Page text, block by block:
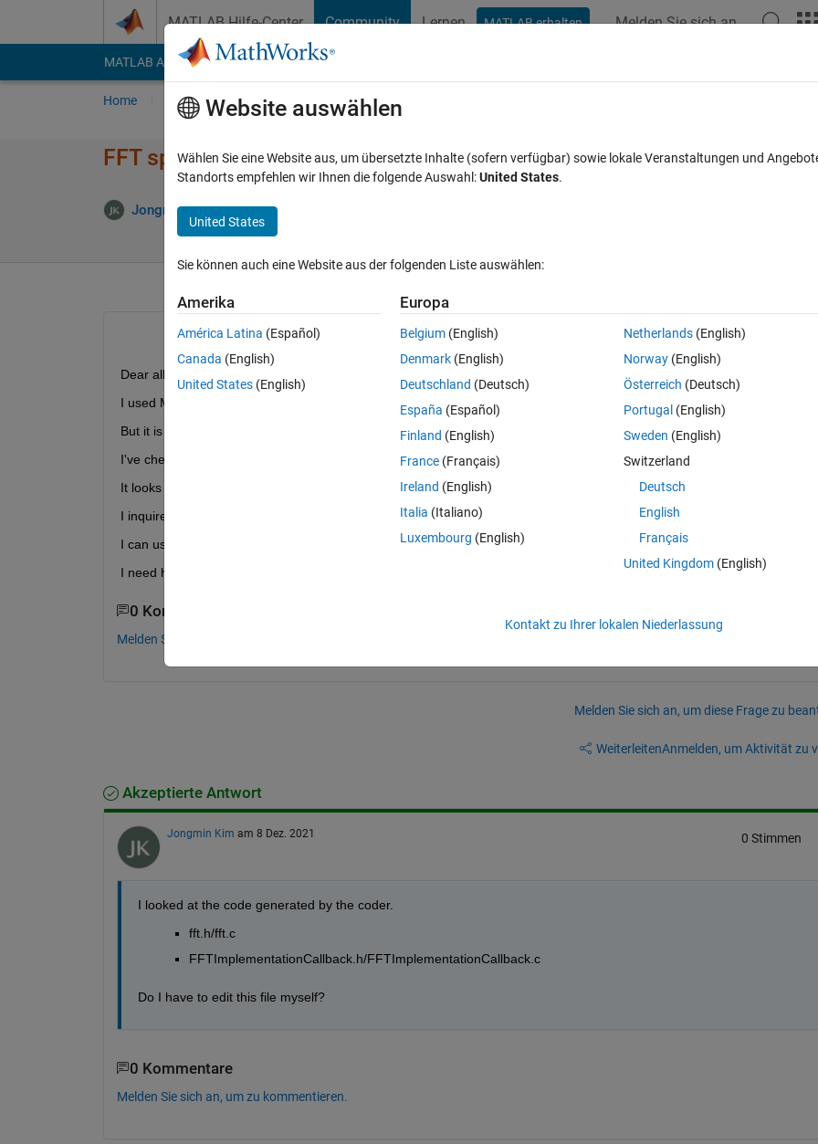
MATLAB Hilfe-Center Community Lernen MATLAB erhalten Melden Sie sich an
MATLAB Answers File Exchange Cody
Home Fragen Antworten Durchsuchen
FFT speed problem in C Coder
Jongmin Kim 7 Dez. 2021
0 Stimmen
Dear all,
I used Matlab Coder to convert a function containing FFT into C code.
But it is very slow.
I've checked some of the C code.
It looks like the FFT operation is not optimized.
I inquire if I can use FFTW or MKL. (I don't know in which menu of the coder app these functions are available.)
I can use both Matlab C Coder and Embedded Coder.
I need help with this issue.
0 Kommentare
Melden Sie sich an, um zu kommentieren.
Melden Sie sich an, um diese Frage zu
WeiterleitenAnmelden, um Aktivität zu
Akzeptierte Antwort
Jongmin Kim am 8 Dez. 2021 0 Stimmen
I looked at the code generated by the coder.
fft.h/fft.c
FFTImplementationCallback.h/FFTImplementationCallback.c
Do I have to edit this file myself?
0 Kommentare
Melden Sie sich an, um zu kommentieren.
Website auswählen
Wählen Sie eine Website aus, um übersetzte Inhalte (sofern verfügbar) sowie lokale Veranstaltungen und
Standorts empfehlen wir Ihnen die folgende Auswahl:United States.
United States
Sie können auch eine Website aus der folgenden Liste auswählen:
Amerika
América Latina (Español)
Canada (English)
United States (English)
Europa
Belgium (English)
Denmark (English)
Deutschland (Deutsch)
España (Español)
Finland (English)
France (Français)
Ireland (English)
Italia (Italiano)
Luxembourg (English)
Netherlands(English)
Norway(English)
Österreich (Deutsch)
Portugal (English)
Sweden (English)
Switzerland
Deutsch
English
Français
United Kingdom(English)
Kontakt zu Ihrer lokalen Niederlassung